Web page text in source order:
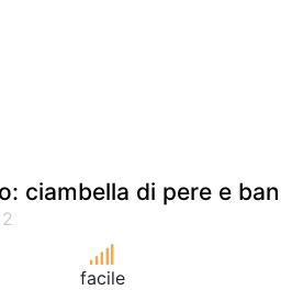
ciambella di pere e
facile